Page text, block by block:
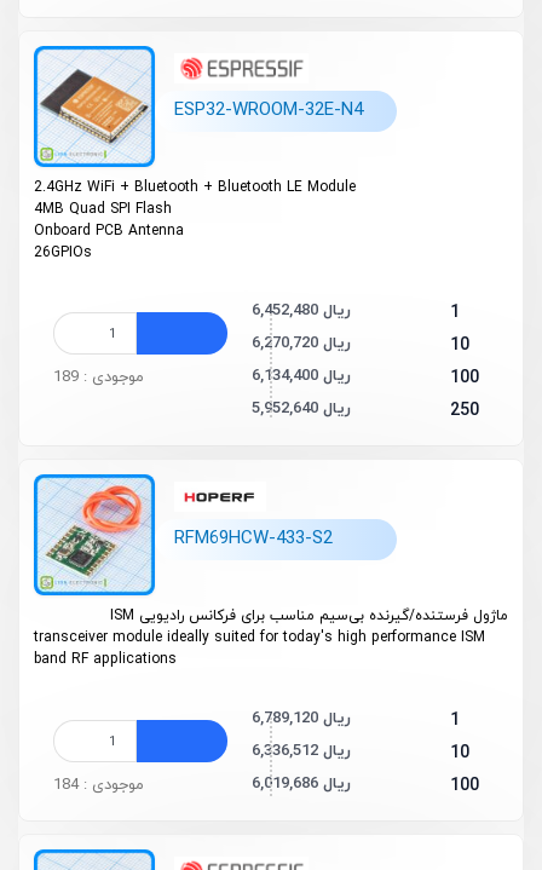
ESP32-WROOM-32E-N4
2.4GHz Wi­Fi + Bluetooth + Bluetooth LE Module
4MB Quad SPI Flash
On­board PCB Antenna
26GPIOs
1 6,452,480 ریال
10 6,270,720 ریال
100 6,134,400 ریال
250 5,952,640 ریال
موجودی : 189
RFM69HCW-433-S2
ماژول فرستنده/گیرنده بی‌سیم مناسب برای فرکانس رادیویی ISM
transceiver module ideally suited for today's high performance ISM
band RF applications
1 6,789,120 ریال
10 6,336,512 ریال
100 6,019,686 ریال موجودی : 184